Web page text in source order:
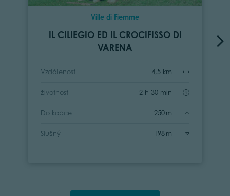
Ville di Fiemme
IL CILIEGIO ED IL CROCIFISSO DI
VARENA
Vzdálenost 4,5 km
životnost 2 h 30 min
Do kopce 250 m
Slušný 198 m